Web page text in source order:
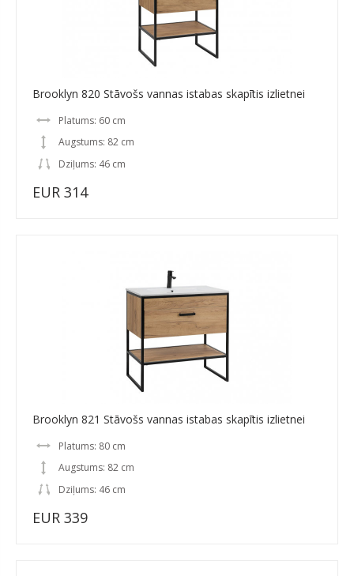
Brooklyn 820 Stāvošs vannas istabas skapītis izlietnei
Platums: 60 cm
Augstums: 82 cm
Dziļums: 46 cm
EUR 314
Brooklyn 821 Stāvošs vannas istabas skapītis izlietnei
Platums: 80 cm
Augstums: 82 cm
Dziļums: 46 cm
EUR 339